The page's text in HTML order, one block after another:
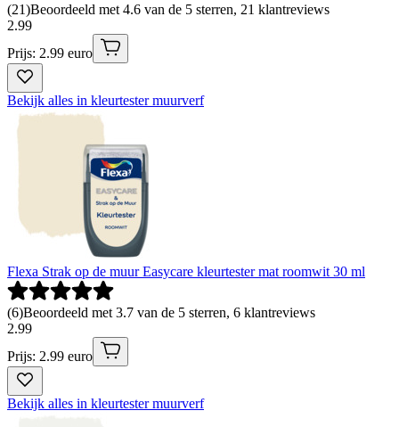
(21)Beoordeeld met 4.6 van de 5 sterren, 21 klantreviews
2.99
Prijs: 2.99 euro
Bekijk alles in kleurtester muurverf
Flexa Strak op de muur Easycare kleurtester mat roomwit 30 ml
(6)Beoordeeld met 3.7 van de 5 sterren, 6 klantreviews
2.99
Prijs: 2.99 euro
Bekijk alles in kleurtester muurverf